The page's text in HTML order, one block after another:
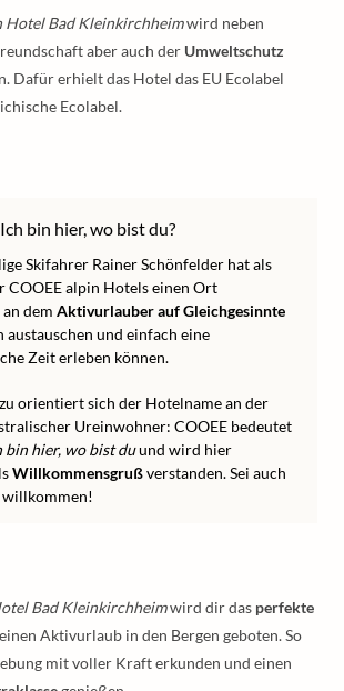
Hotel Bad Kleinkirchheimwird neben
aber auch der Umweltschutz
Dafür erhielt das Hotel das EU Ecolabel
Ecolabel.
bin hier, wo bist du?
Skifahrer Rainer Schönfelder hat als
COOEE alpin Hotels einen Ort
dem Aktivurlauber auf Gleichgesinnte
austauschen und einfach eine
Zeit erleben können.
orientiert sich der Hotelname an der
Ureinwohner: COOEE bedeutet
bin hier, wo bist duund wird hier
Willkommensgrußverstanden. Sei auch
Bad Kleinkirchheimwird dir das perfekte
Aktivurlaub in den Bergen geboten. So
mit voller Kraft erkunden und einen